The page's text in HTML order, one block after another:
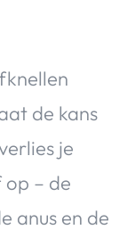
de kans
je
– de
anus en de